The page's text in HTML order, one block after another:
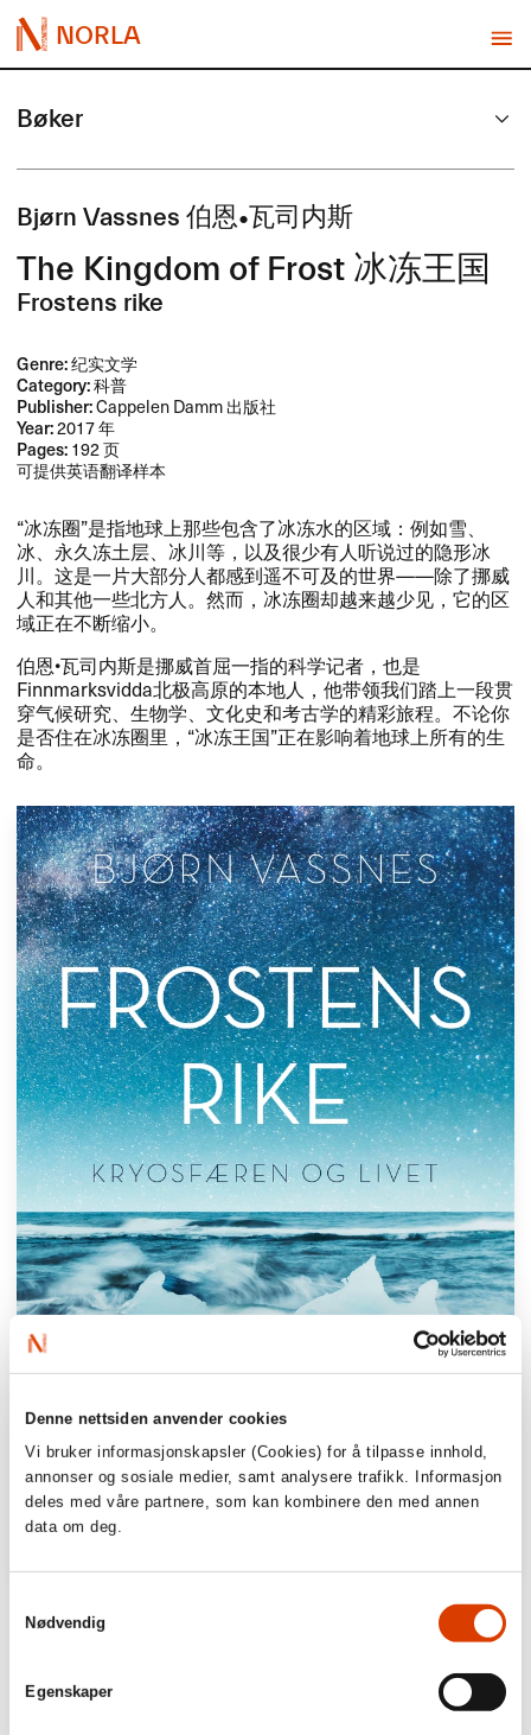
Denne nettsiden anvender cookies
Vi bruker informasjonskapsler (Cookies) for å tilpasse innhold,
annonser og sosiale medier, samt analysere trafikk. Informasjon
deles med våre partnere, som kan kombinere den med annen
data om deg.
Nødvendig
Egenskaper
NORLA
Bøker
Bj​ø​rn Vassnes ​伯恩•瓦司内斯
The Kingdom of Frost ​冰冻王国
Frostens rike
Genre:纪实文学
Category:科普
Publisher:Cappelen Damm 出版社
Year:2017 年
Pages:192 页
可提供英语翻译样本
​“冰冻圈”是指地球上那些包含了冰冻水的区域：​例如雪、​
冰、​永久冻土层、​冰川等，​以及很少有人听说过的隐形冰
川。​这是一片大部分人都感到遥不可及的世界—​—​除了挪威
人和其他一些北方人。​然而，​冰冻圈却越来越少见，​它的区
域正在不断缩小。​​
​伯恩•瓦司内斯是挪威首屈一指的科学记者，​也是​
Finnmarksvidda​北极高原的本地人，​他带领我们踏上一段贯
穿气候研究、​生物学、​文化史和考古学的精彩旅程。​不论你
是否住在冰冻圈里，​“冰冻王国”正在影响着地球上所有的生
命。​​